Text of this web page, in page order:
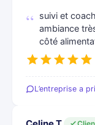
suivi et
ambiance
côté
L’entreprise a